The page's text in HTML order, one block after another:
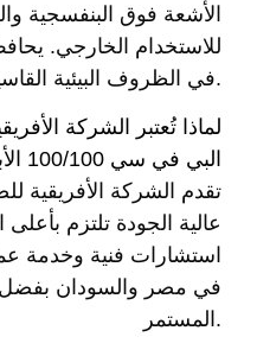
الأشعة فوق البنفسجية
للاستخدام الخارجي.
في الظروف البيئية القاسية.
لماذا تُعتبر الشركة
البي في سي 100/100 الأبيض؟
تقدم الشركة الأفريقية
عالية الجودة تلتزم بأعلى
استشارات فنية وخدمة
في مصر والسودان بفضل
المستمر.